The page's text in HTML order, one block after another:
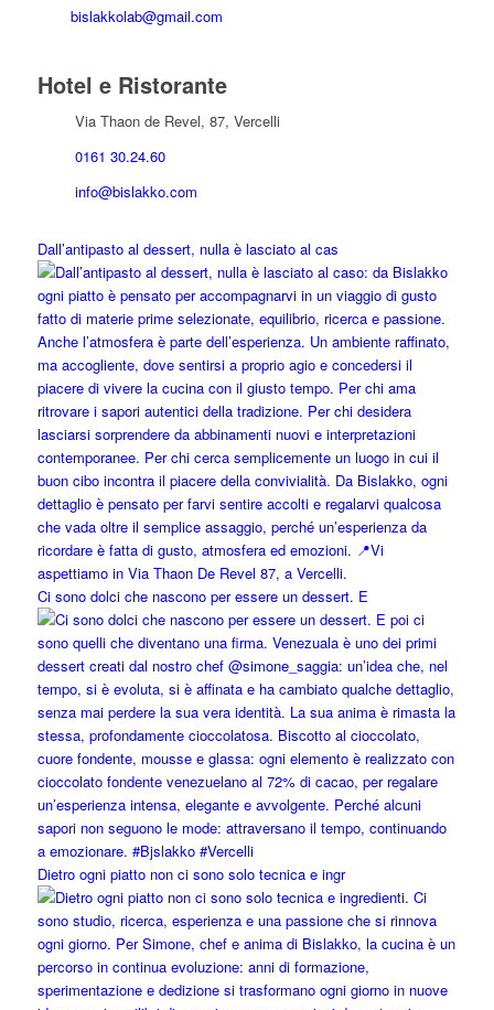
bislakkolab@gmail.com
Hotel e Ristorante
Via Thaon de Revel, 87, Vercelli
0161 30.24.60
info@bislakko.com
Dall’antipasto al dessert, nulla è lasciato al cas
Ci sono dolci che nascono per essere un dessert. E
Dietro ogni piatto non ci sono solo tecnica e ingr